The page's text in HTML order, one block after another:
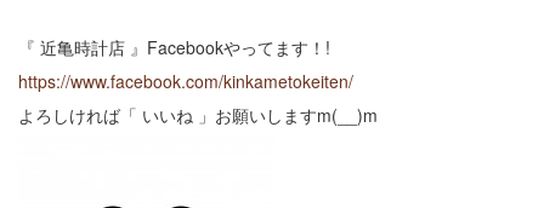
『 近亀時計店 』Facebookやってます！!
https://www.facebook.com/kinkametokeiten/
よろしければ「 いいね 」お願いしますm(__)m